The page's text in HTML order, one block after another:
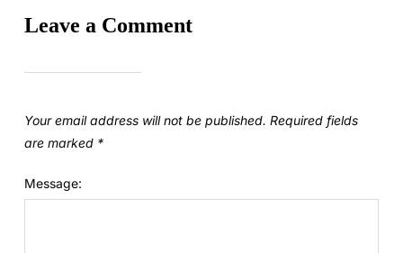
Leave a Comment
Your email address will not be published. Required fields
are marked *
Message: